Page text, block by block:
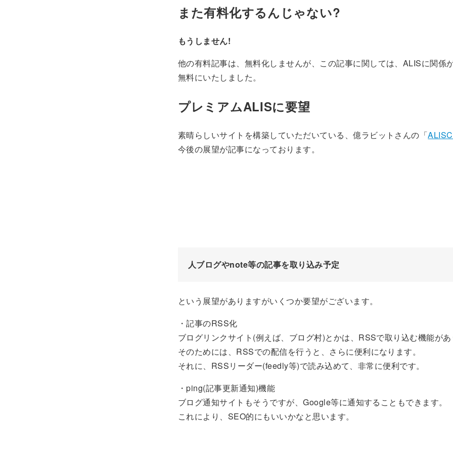
また有料化するんじゃない?
もうしません!
他の有料記事は、無料化しませんが、この記事に関しては、ALISに関係が
無料にいたしました。
プレミアムALISに要望
素晴らしいサイトを構築していただいている、億ラビットさんの「
今後の展望が記事になっております。
人ブログやnote等の記事を取り込み予定
という展望がありますがいくつか要望がございます。
・記事のRSS化
ブログリンクサイト(例えば、ブログ村)とかは、RSSで取り込む機能があ
そのためには、RSSでの配信を行うと、さらに便利になります。
それに、RSSリーダー(feedly等)で読み込めて、非常に便利です。
・ping(記事更新通知)機能
ブログ通知サイトもそうですが、Google等に通知することもできます。
これにより、SEO的にもいいかなと思います。